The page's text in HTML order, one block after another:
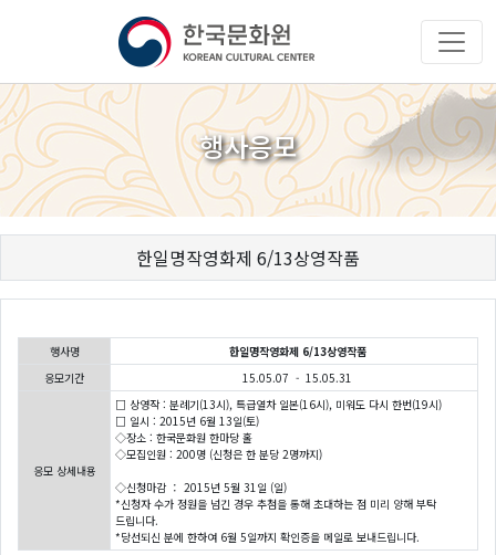
행사응모
한일명작영화제 6/13상영작품
행사명
한일명작영화제 6/13상영작품
응모기간
15.05.07 - 15.05.31
응모 상세내용
□ 상영작 : 분례기(13시), 특급열차 일본(16시), 미워도 다시 한번(19시)
□ 일시 : 2015년 6월 13일(토)
◇장소 : 한국문화원 한마당 홀
◇모집인원 : 200명 (신청은 한 분당 2명까지)
◇신청마감 ： 2015년 5월 31일 (일)
*신청자 수가 정원을 넘긴 경우 추첨을 통해 초대하는 점 미리 양해 부탁
드립니다.
*당선되신 분에 한하여 6월 5일까지 확인증을 메일로 보내드립니다.